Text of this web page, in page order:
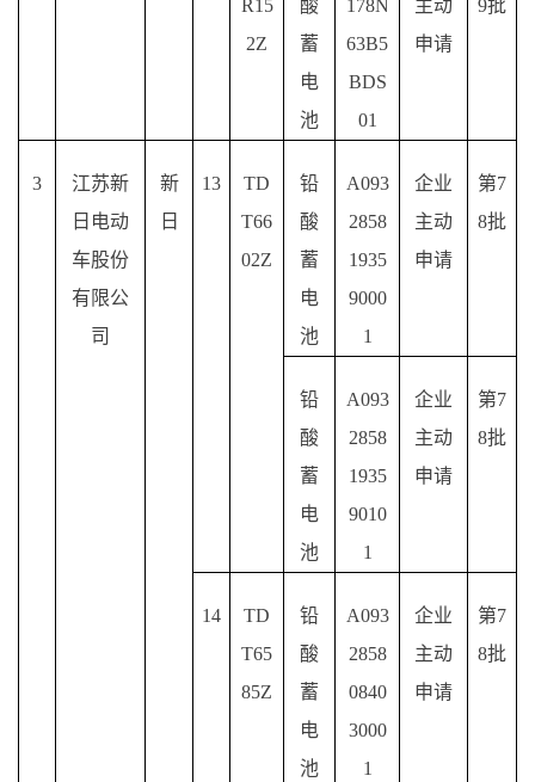
R15
2Z
酸
蓄
电
池
178N
63B5
BDS
01
主动
申请
9批
3
江苏新
日电动
车股份
有限公
司
新
日
13
TD
T66
02Z
铅
酸
蓄
电
池
A093
2858
1935
9000
1
企业
主动
申请
第7
8批
铅
酸
蓄
电
池
A093
2858
1935
9010
1
企业
主动
申请
第7
8批
14
TD
T65
85Z
铅
酸
蓄
电
池
A093
2858
0840
3000
1
企业
主动
申请
第7
8批